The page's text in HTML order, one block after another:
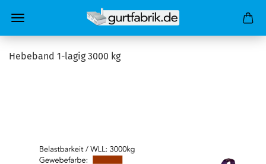
Hebeband 1-lagig 3000 kg